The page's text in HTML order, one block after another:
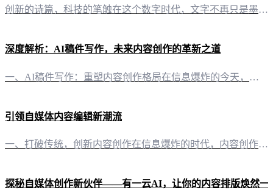
创新的诗篇，科技的笔触在这个数字时代，文字不再只是墨香氤氲的传承，它被赋予了新的生命。有一云AI，一款集智能写作与排版于一体的创新软件，正在以它独特的魅力，为自媒体创作者带来前所未有的创作体验。 智能排版，诗意空间无限延伸想象一下，你只需轻点鼠标，数千款精心设计的装修皮肤便跃然屏幕，标题、内容、图文、分隔、引导，每一处细节都经过精心打磨。这样的排版能力，让每一首诗，都能在现代的空间中找到它最合适
深度解析：AI稿件写作，未来内容创作的革新之道
一、AI稿件写作：重塑内容创作格局在信息爆炸的今天，内容创作成为自媒体、企业乃至个人展示自我、传播思想的重要手段。然而，面对日益繁重的创作任务，传统的人工写作方式已显得力不从心。这时，AI稿件写作应运而生，为内容创作领域带来了前所未有的变革。 二、AI稿件写作的强大功能 1. 智能写作：轻松驾驭各种题材“有一云AI”凭借其先进的AI技术，能够自动生成各种题材的文章，无论是科技、财经、娱乐还是生活
引领自媒体内容编辑新潮流
一、打破传统，创新内容创作在信息爆炸的时代，内容创作者面临着巨大的挑战。如何快速、高效地创作出高质量的内容，成为了一个亟待解决的问题。有一云AI，作为一款创新型AI智能写作+排版软件，为自媒体创作者带来了全新的解决方案。 二、AI赋能，创作无忧 1. 内容排版，轻松驾驭在内容排版方面，有一云AI提供了包含标题、内容、图文、分隔、引导五大类数千款装修皮肤可供使用。无论是简约风格，还是华丽设计，都能
探秘自媒体创作新伙伴——有一云AI，让你的内容排版焕然一